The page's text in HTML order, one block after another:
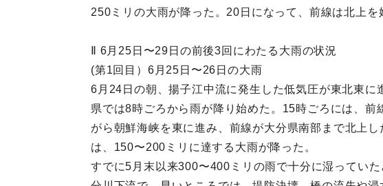
250ミリの大雨が降った。20日になって、前線は北上
Ⅱ 6月25日〜29日の前後3回にわたる大雨の状況
(第1回目）6月25日〜26日の大雨
6月24日の朝、揚子江中流に発生した低気圧が東北東
県では8時ごろから雨が降り始めた。15時ごろには、
がら朝鮮海峡を東に進み、前線が大分県南部まで北上
は、150〜200ミリに達する大雨が降った。
すでに5月末以来300〜400ミリの雨で十分に湿ってい